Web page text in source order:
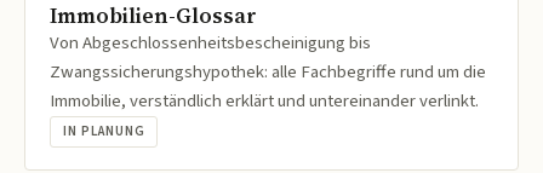
Immobilien-Glossar
Von Abgeschlossenheitsbescheinigung bis
Zwangssicherungshypothek: alle Fachbegriffe rund um die
Immobilie, verständlich erklärt und untereinander verlinkt.
IN PLANUNG